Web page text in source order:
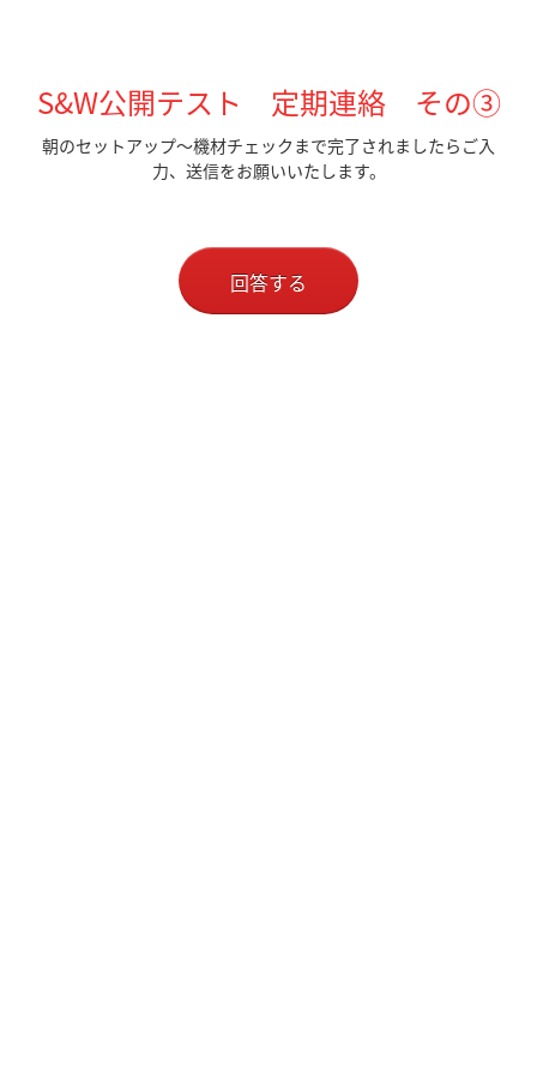
S&W公開テスト 定期連絡 その③
朝のセットアップ～機材チェックまで完了されましたらご入
力、送信をお願いいたします。
回答する